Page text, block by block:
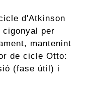
d'Atkinson
per
mantenint
de cicle Otto:
(fase útil) i